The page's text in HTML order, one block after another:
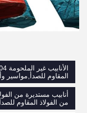
المقاوم للصدأ,مواسير
من الفولاذ المقاوم